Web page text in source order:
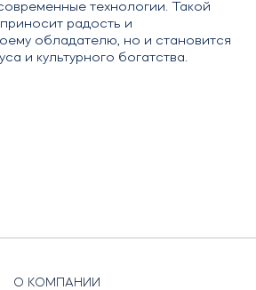
технологии. Такой
радость и
обладателю, но и становится
и культурного богатства.
О КОМПАНИИ